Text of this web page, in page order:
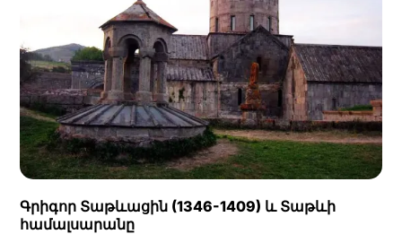
Գրիգոր Տաթևացին (1346-1409) և Տաթևի
համալսարանը